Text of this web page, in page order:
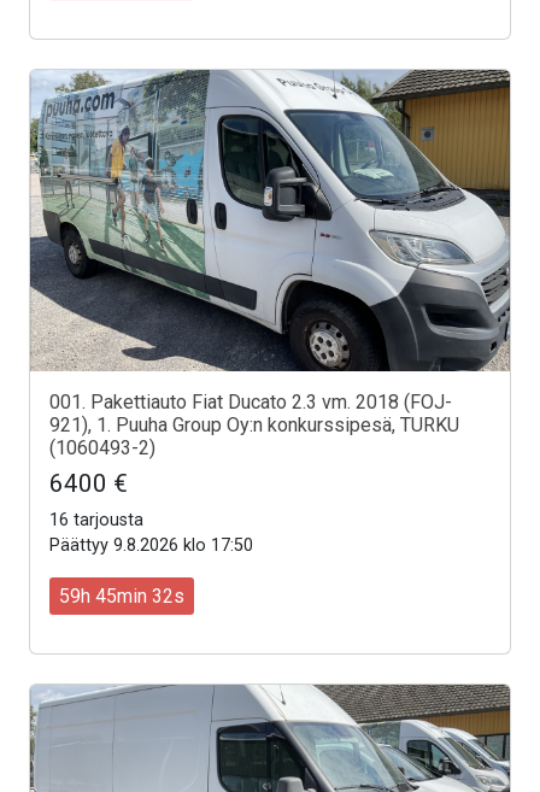
001. Pakettiauto Fiat Ducato 2.3 vm. 2018 (FOJ-
921), 1. Puuha Group Oy:n konkurssipesä, TURKU
(1060493-2)
6400 €
16 tarjousta
Päättyy 9.8.2026 klo 17:50
59h 45min 30s